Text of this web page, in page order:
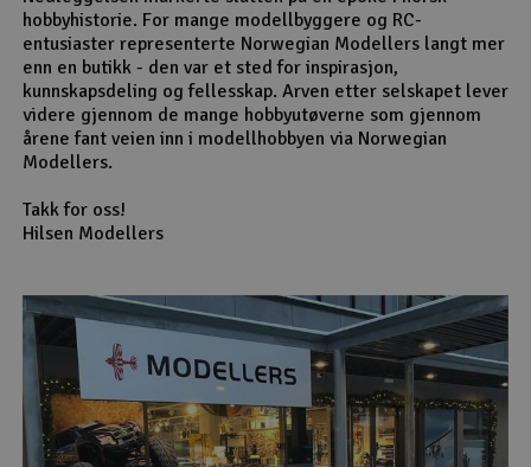
hobbyhistorie. For mange modellbyggere og RC-
entusiaster representerte Norwegian Modellers langt mer
enn en butikk - den var et sted for inspirasjon,
kunnskapsdeling og fellesskap. Arven etter selskapet lever
videre gjennom de mange hobbyutøverne som gjennom
årene fant veien inn i modellhobbyen via Norwegian
Modellers.
Takk for oss!
Hilsen Modellers